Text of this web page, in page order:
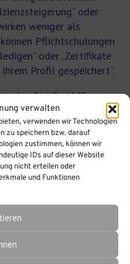
verwalten
verwenden wir Technologien
zu speichern bzw. darauf
zustimmen, können wir
IDs auf dieser Website
nicht erteilen oder
und Funktionen
oder
weniger als
Pflichtschulungen
oder „Zertifikate
Profil gespeichert“.
für die LMS-
E-Mail,
Gespräche
, sobald erste
gemacht haben